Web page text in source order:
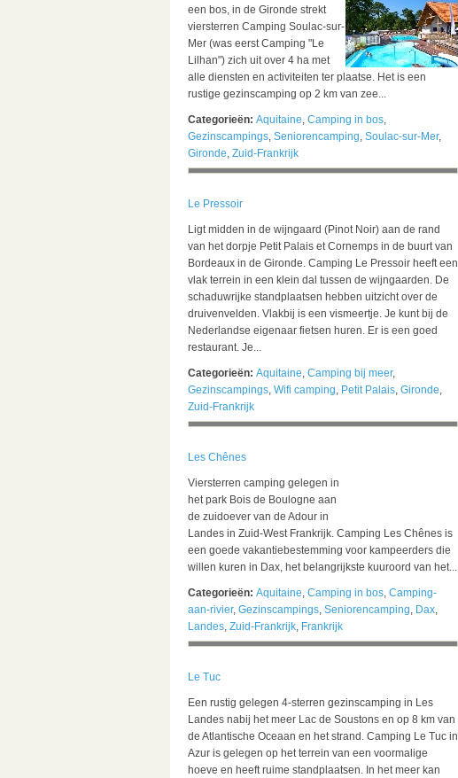
een bos, in de Gironde strekt
viersterren Camping Soulac-sur-
Mer (was eerst Camping "Le
Lilhan") zich uit over 4 ha met
alle diensten en activiteiten ter plaatse. Het is een
rustige gezinscamping op 2 km van zee...
Categorieën: Aquitaine, Camping in bos,
Gezinscampings, Seniorencamping, Soulac-sur-Mer,
Gironde, Zuid-Frankrijk
Le Pressoir
Ligt midden in de wijngaard (Pinot Noir) aan de rand
van het dorpje Petit Palais et Cornemps in de buurt van
Bordeaux in de Gironde. Camping Le Pressoir heeft een
vlak terrein in een klein dal tussen de wijngaarden. De
schaduwrijke standplaatsen hebben uitzicht over de
druivenvelden. Vlakbij is een vismeertje. Je kunt bij de
Nederlandse eigenaar fietsen huren. Er is een goed
restaurant. Je...
Categorieën: Aquitaine, Camping bij meer,
Gezinscampings, Wifi camping, Petit Palais, Gironde,
Zuid-Frankrijk
Les Chênes
Viersterren camping gelegen in
het park Bois de Boulogne aan
de zuidoever van de Adour in
Landes in Zuid-West Frankrijk. Camping Les Chênes is
een goede vakantiebestemming voor kampeerders die
willen kuren in Dax, het belangrijkste kuuroord van het...
Categorieën: Aquitaine, Camping in bos, Camping-
aan-rivier, Gezinscampings, Seniorencamping, Dax,
Landes, Zuid-Frankrijk, Frankrijk
Le Tuc
Een rustig gelegen 4-sterren gezinscamping in Les
Landes nabij het meer Lac de Soustons en op 8 km van
de Atlantische Oceaan en het strand. Camping Le Tuc in
Azur is gelegen op het terrein van een voormalige
hoeve en heeft ruime standplaatsen. In het meer kan